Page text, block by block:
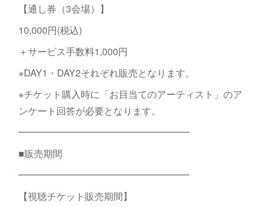
【通し券（3会場）】
10,000円(税込)
＋サービス手数料1,000円
※DAY1・DAY2それぞれ販売となります。
※チケット購入時に「お目当てのアーティスト」のア
ンケート回答が必要となります。
━━━━━━━━━━━━━━━━━━
■販売期間
━━━━━━━━━━━━━━━━━━
【視聴チケット販売期間】